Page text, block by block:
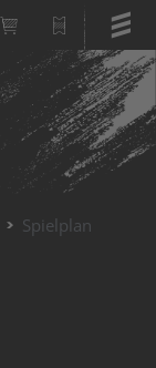
Spielplan